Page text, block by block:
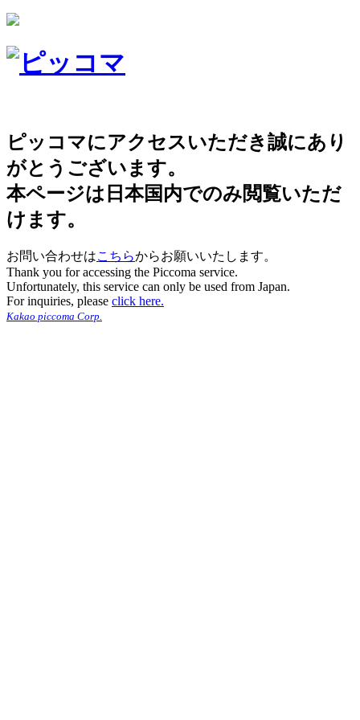
ピッコマにアクセスいただき誠にあり
がとうございます。
本ページは日本国内でのみ閲覧いただ
けます。
お問い合わせはこちらからお願いいたします。
Thank you for accessing the Piccoma service.
Unfortunately, this service can only be used from Japan.
For inquiries, please click here.
Kakao piccoma Corp.